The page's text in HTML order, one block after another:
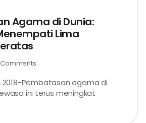
Agama di Dunia:
Lima
2018-Pembatasan agama di
ini terus meningkat